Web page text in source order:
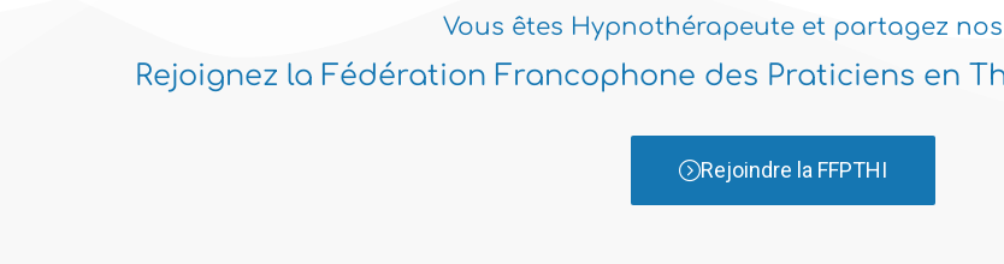
Vous êtes Hypnothérapeute et partagez
Rejoignez la Fédération Francophone des Praticiens en
Rejoindre la FFPTHI